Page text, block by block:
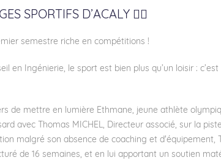
SPORTIFS D’ACALY 🚴‍♀️
semestre riche en compétitions !
en Ingénierie, le sport est bien plus qu’un loisir :
de mettre en lumière Ethmane, jeune athlète
avec
Thomas MICHEL, Directeur associé, sur la
malgré son absence de coaching et d'équipement,
de 16 semaines, et en lui apportant un soutien